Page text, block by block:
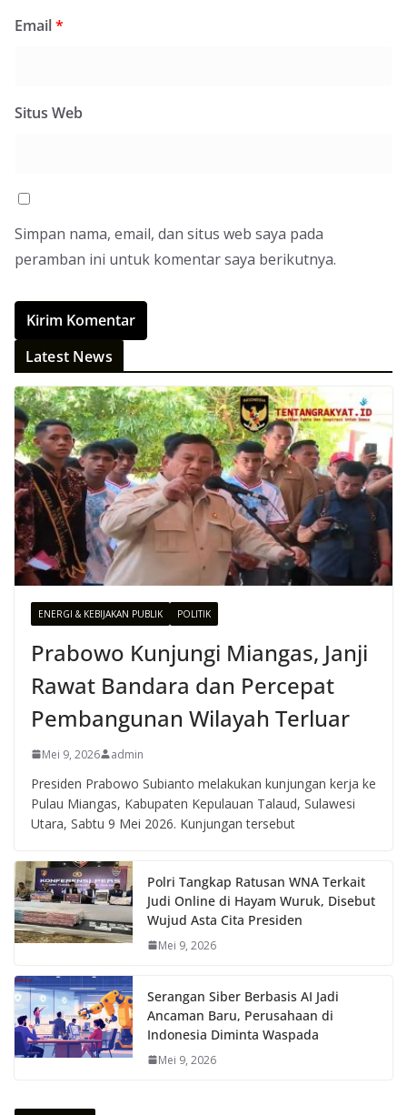
Email*
Situs Web
Simpan nama, email, dan situs web saya pada
peramban ini untuk komentar saya berikutnya.
Latest News
ENERGI & KEBIJAKAN PUBLIK POLITIK
Prabowo Kunjungi Miangas, Janji
Rawat Bandara dan Percepat
Pembangunan Wilayah Terluar
Mei 9, 2026 admin
Presiden Prabowo Subianto melakukan kunjungan kerja ke
Pulau Miangas, Kabupaten Kepulauan Talaud, Sulawesi
Utara, Sabtu 9 Mei 2026. Kunjungan tersebut
Polri Tangkap Ratusan WNA Terkait
Judi Online di Hayam Wuruk, Disebut
Wujud Asta Cita Presiden
Mei 9, 2026
Serangan Siber Berbasis AI Jadi
Ancaman Baru, Perusahaan di
Indonesia Diminta Waspada
Mei 9, 2026